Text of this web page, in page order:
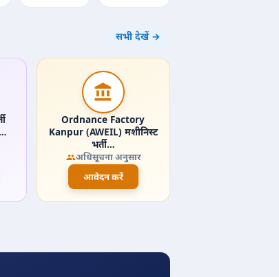
सभी देखें →
Ordnance Factory
Kanpur (AWEIL) मशीनिस्ट
भर्ती…
अधिसूचना अनुसार
आवेदन करें